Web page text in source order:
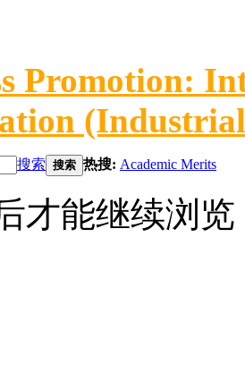
Promotion:
搜索 搜索 热搜: Academic Merits
才能继续浏览